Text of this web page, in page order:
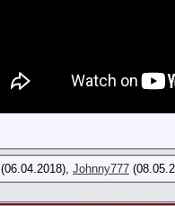
(06.04.2018), Johnny777